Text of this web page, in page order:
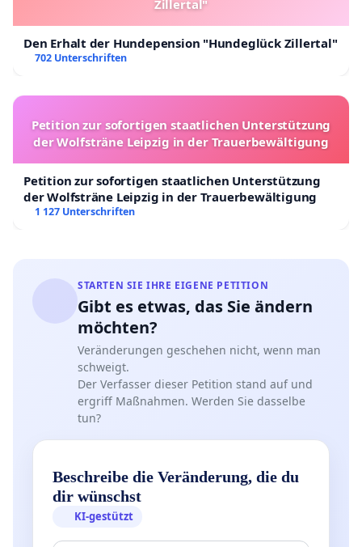
Zillertal"
Den Erhalt der Hundepension "Hundeglück Zillertal"
702 Unterschriften
Petition zur sofortigen staatlichen Unterstützung
der Wolfsträne Leipzig in der Trauerbewältigung
Petition zur sofortigen staatlichen Unterstützung
der Wolfsträne Leipzig in der Trauerbewältigung
1 127 Unterschriften
STARTEN SIE IHRE EIGENE PETITION
Gibt es etwas, das Sie ändern
möchten?
Veränderungen geschehen nicht, wenn man
schweigt.
Der Verfasser dieser Petition stand auf und
ergriff Maßnahmen. Werden Sie dasselbe
tun?
Beschreibe die Veränderung, die du
dir wünschst
KI-gestützt